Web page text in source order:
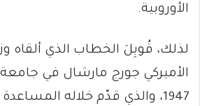
الأوروبية.
لذلك، قُوبِلَ الخطاب الذي ألقاه
الأميركي جورج مارشال في جامعة
1947، والذي قدّم خلاله